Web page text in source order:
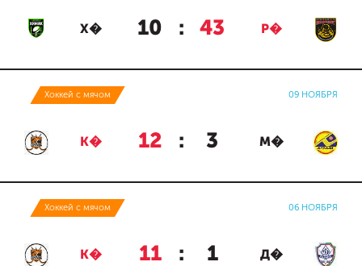
Х� 10 : 43 Р�
Хоккей с мячом 09 НОЯБРЯ
К� 12 : 3 М�
Хоккей с мячом 06 НОЯБРЯ
К� 11 : 1 Д�